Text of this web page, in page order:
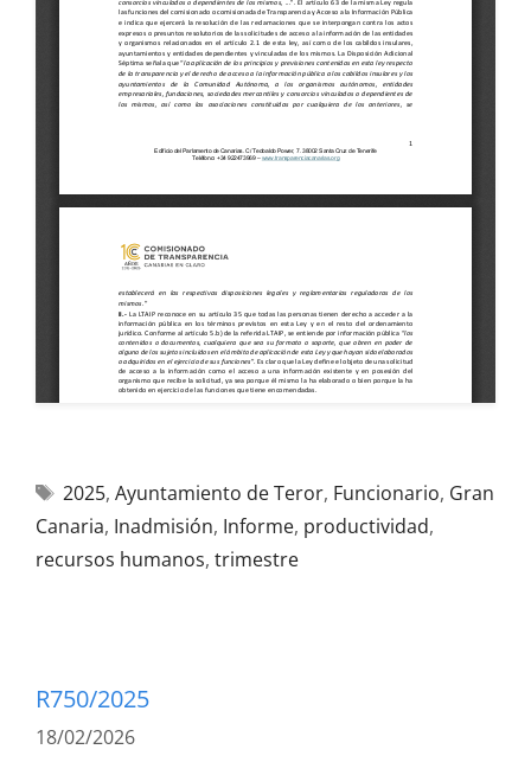
2025, Ayuntamiento de Teror, Funcionario, Gran
Canaria, Inadmisión, Informe, productividad,
recursos humanos, trimestre
R750/2025
18/02/2026